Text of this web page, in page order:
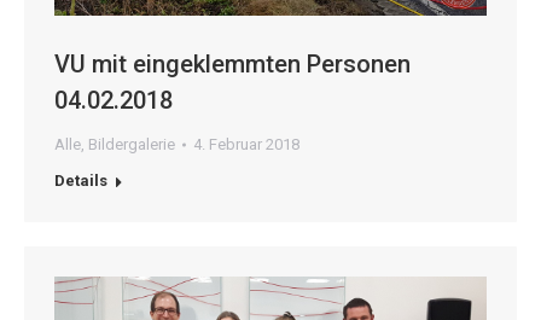
VU mit eingeklemmten Personen
04.02.2018
Alle, Bildergalerie
4. Februar 2018
Details